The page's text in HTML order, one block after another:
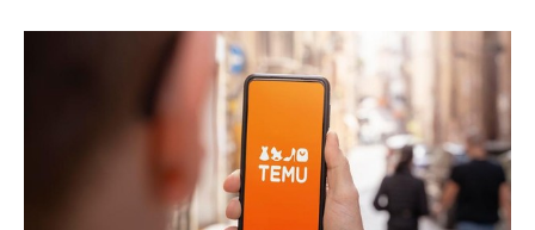
BERITA TERBARU
Skema KPR Wiraswasta: Ada
Solusi Pembiayaan Rumah Bagi
Pelaku Usaha?
Januari 27, 2026